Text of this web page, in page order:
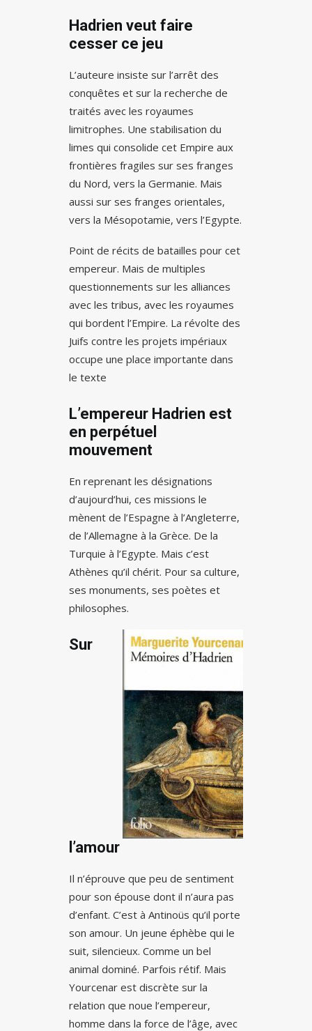
Hadrien veut faire
cesser ce jeu
L’auteure insiste sur l’arrêt des
conquêtes et sur la recherche de
traités avec les royaumes
limitrophes. Une stabilisation du
limes qui consolide cet Empire aux
frontières fragiles sur ses franges
du Nord, vers la Germanie. Mais
aussi sur ses franges orientales,
vers la Mésopotamie, vers l’Egypte.
Point de récits de batailles pour cet
empereur. Mais de multiples
questionnements sur les alliances
avec les tribus, avec les royaumes
qui bordent l’Empire. La révolte des
Juifs contre les projets impériaux
occupe une place importante dans
le texte
L’empereur Hadrien est
en perpétuel
mouvement
En reprenant les désignations
d’aujourd’hui, ces missions le
mènent de l’Espagne à l’Angleterre,
de l’Allemagne à la Grèce. De la
Turquie à l’Egypte. Mais c’est
Athènes qu’il chérit. Pour sa culture,
ses monuments, ses poètes et
philosophes.
Sur
l’amour
Il n’éprouve que peu de sentiment
pour son épouse dont il n’aura pas
d’enfant. C’est à Antinoüs qu’il porte
son amour. Un jeune éphèbe qui le
suit, silencieux. Comme un bel
animal dominé. Parfois rétif. Mais
Yourcenar est discrète sur la
relation que noue l’empereur,
homme dans la force de l’âge, avec